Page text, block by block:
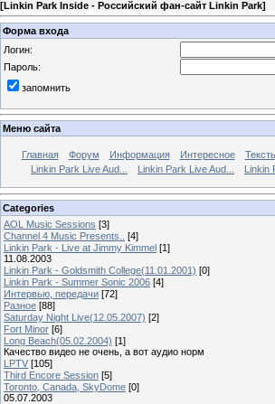
[Linkin Park Inside - Российский фан-сайт Linkin Park]
Форма входа
Логин:
Пароль:
запомнить
Меню сайта
Главная Форум Информация Интересное
Linkin Park Live Aud...
Linkin Park Live Aud... Linkin
Categories
AOL Music Sessions [3]
Channel 4 Music Presents..
[4]
Linkin Park - Live at Jimmy Kimmel [1]
11.08.2003
Linkin Park - Goldsmith College(11.01.2001) [0]
Linkin Park - Summer Sonic 2006 [4]
Интервью, передачи [72]
Разное [88]
Saturday Night Live(12.05.2007) [2]
Fort Minor [6]
Long Beach(05.02.2004) [1]
Качество видео не очень, а вот аудио норм
LPTV [105]
Third Encore Session [5]
Toronto, Canada, SkyDome [0]
05.07.2003